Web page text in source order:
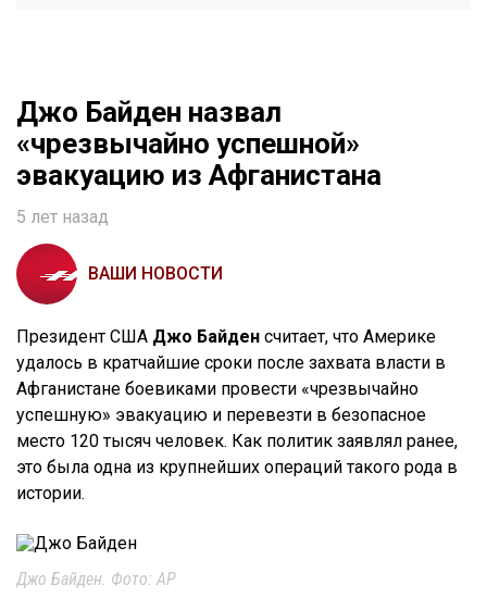
Джо Байден назвал
«чрезвычайно успешной»
эвакуацию из Афганистана
5 лет назад
ВАШИ НОВОСТИ
Президент США Джо Байден считает, что Америке
удалось в кратчайшие сроки после захвата власти в
Афганистане боевиками провести «чрезвычайно
успешную» эвакуацию и перевезти в безопасное
место 120 тысяч человек. Как политик заявлял ранее,
это была одна из крупнейших операций такого рода в
истории.
Джо Байден. Фото: AP